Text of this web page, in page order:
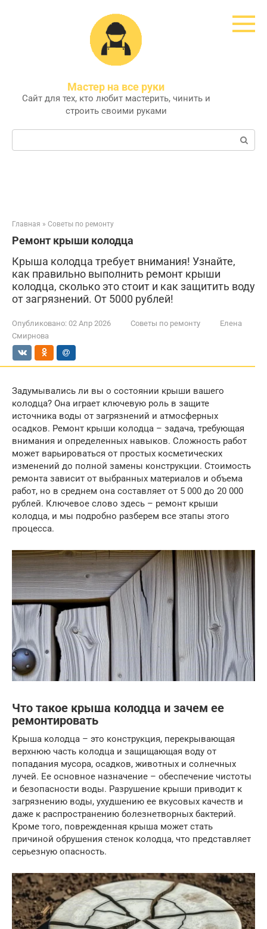
Мастер на все руки
Сайт для тех, кто любит мастерить, чинить и
строить своими руками
Поиск:
Главная » Советы по ремонту
Ремонт крыши колодца
Крыша колодца требует внимания! Узнайте,
как правильно выполнить ремонт крыши
колодца, сколько это стоит и как защитить воду
от загрязнений. От 5000 рублей!
Опубликовано: 02 Апр 2026 Советы по ремонту
Елена
Смирнова
Задумывались ли вы о состоянии крыши вашего
колодца? Она играет ключевую роль в защите
источника воды от загрязнений и атмосферных
осадков. Ремонт крыши колодца – задача, требующая
внимания и определенных навыков. Сложность работ
может варьироваться от простых косметических
изменений до полной замены конструкции. Стоимость
ремонта зависит от выбранных материалов и объема
работ, но в среднем она составляет от 5 000 до 20 000
рублей. Ключевое слово здесь – ремонт крыши
колодца, и мы подробно разберем все этапы этого
процесса.
Что такое крыша колодца и зачем ее
ремонтировать
Крыша колодца – это конструкция, перекрывающая
верхнюю часть колодца и защищающая воду от
попадания мусора, осадков, животных и солнечных
лучей. Ее основное назначение – обеспечение чистоты
и безопасности воды. Разрушение крыши приводит к
загрязнению воды, ухудшению ее вкусовых качеств и
даже к распространению болезнетворных бактерий.
Кроме того, поврежденная крыша может стать
причиной обрушения стенок колодца, что представляет
серьезную опасность.